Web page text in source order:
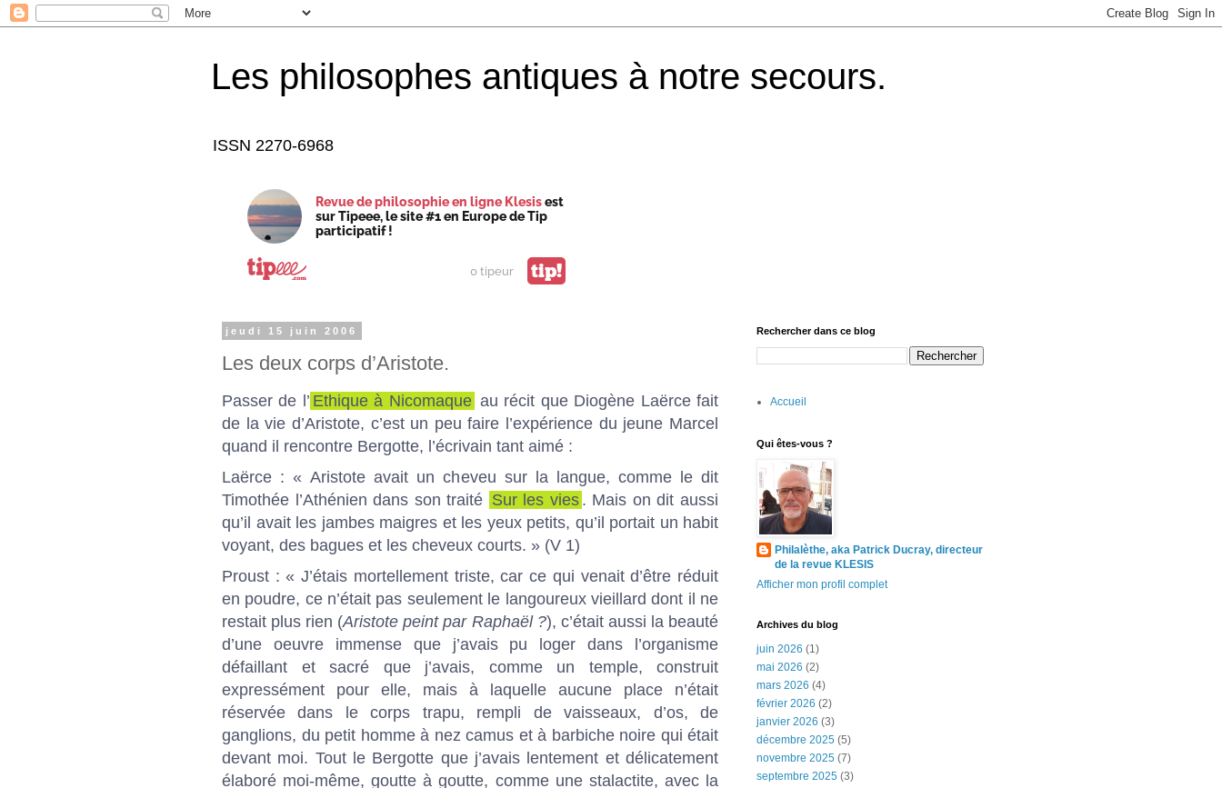
Les philosophes antiques à notre secours.
ISSN 2270-6968
Revue de philosophie en ligne Klesisest
sur Tipeee, le site #1 en Europe de Tip
participatif !
0 tipeur tip!
jeudi 15 juin 2006
Les deux corps d’Aristote.
Passer de l’ Ethique à Nicomaque au récit que Diogène Laërce fait
de la vie d’Aristote, c’est un peu faire l’expérience du jeune Marcel
quand il rencontre Bergotte, l’écrivain tant aimé :
Laërce : « Aristote avait un cheveu sur la langue, comme le dit
Timothée l’Athénien dans son traité Sur les vies . Mais on dit aussi
qu’il avait les jambes maigres et les yeux petits, qu’il portait un habit
voyant, des bagues et les cheveux courts. » (V 1)
Proust : « J’étais mortellement triste, car ce qui venait d’être réduit
en poudre, ce n’était pas seulement le langoureux vieillard dont il ne
restait plus rien (Aristote peint par Raphaël ?), c’était aussi la beauté
d’une oeuvre immense que j’avais pu loger dans l’organisme
défaillant et sacré que j’avais, comme un temple, construit
expressément pour elle, mais à laquelle aucune place n’était
réservée dans le corps trapu, rempli de vaisseaux, d’os, de
ganglions, du petit homme à nez camus et à barbiche noire qui était
devant moi. Tout le Bergotte que j’avais lentement et délicatement
élaboré moi-même, goutte à goutte, comme une stalactite, avec la
Rechercher dans ce blog
Accueil
Qui êtes-vous ?
Philalèthe, aka Patrick Ducray, directeur
de la revue KLESIS
Afficher mon profil complet
Archives du blog
juin 2026 (1)
mai 2026 (2)
mars 2026 (4)
février 2026 (2)
janvier 2026 (3)
décembre 2025 (5)
novembre 2025 (7)
septembre 2025 (3)